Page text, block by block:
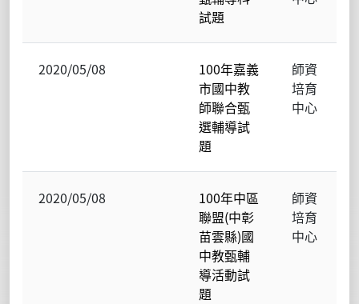
試題
2020/05/08
100年嘉義
市國中教
師聯合甄
選輔導試
題
師資
培育
中心
2020/05/08
100年中區
聯盟(中彰
苗雲縣)國
中教甄輔
導活動試
題
師資
培育
中心